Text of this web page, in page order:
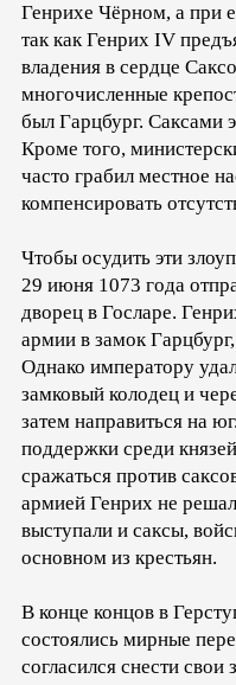
Генрихе Чёрном, а при
так как Генрих IV
владения в сердце
многочисленные
был Гарцбург. Саксами
Кроме того,
часто грабил местное
компенсировать
Чтобы осудить эти
29 июня 1073 года
дворец в Госларе.
армии в замок
Однако императору
замковый колодец и
затем направиться на
поддержки среди
сражаться против
армией Генрих не
выступали и саксы,
основном из крестьян.
В конце концов в
состоялись мирные
согласился снести